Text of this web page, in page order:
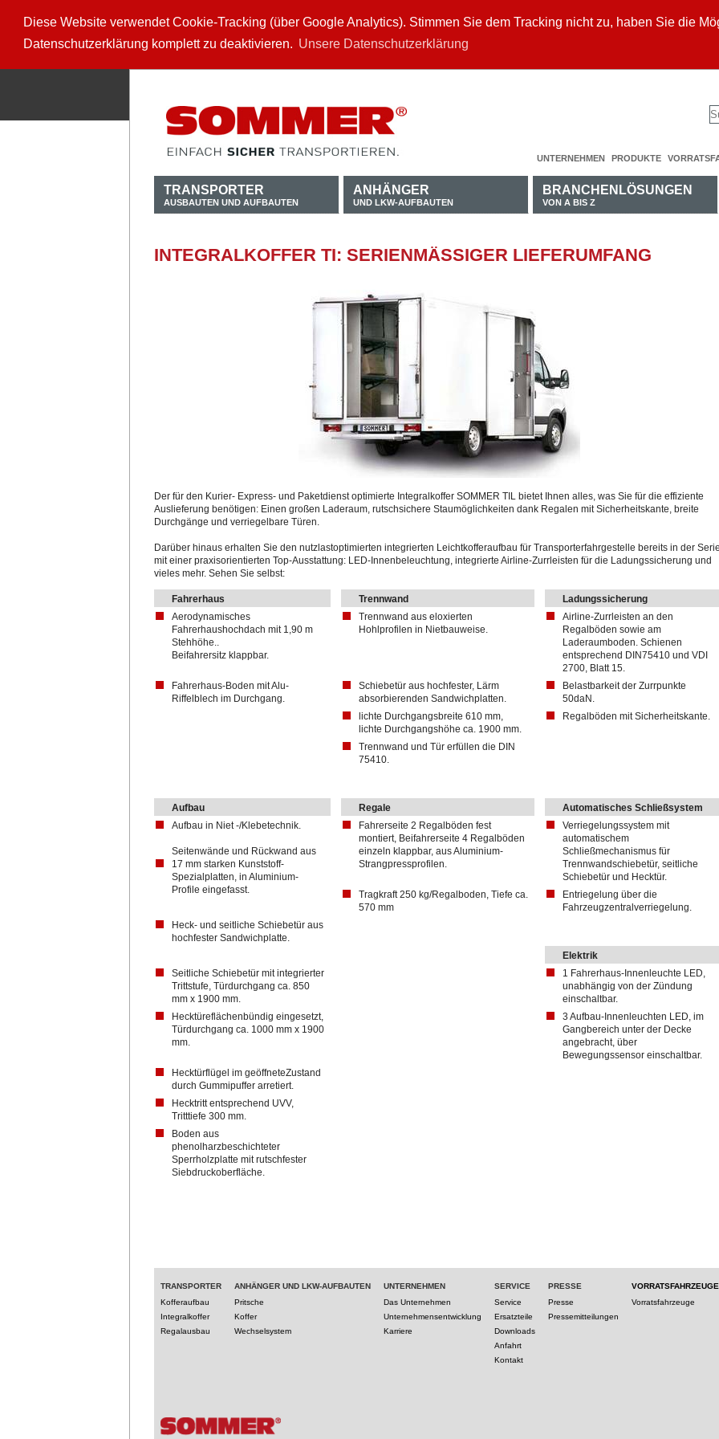
Diese Website verwendet Cookie-Tracking (über Google Analytics). Stimmen Sie dem Tracking nicht zu, haben Sie die
Datenschutzerklärung komplett zu deaktivieren. Unsere Datenschutzerklärung
UNTERNEHMEN PRODUKTE
TRANSPORTER
AUSBAUTEN UND AUFBAUTEN
ANHÄNGER
UND LKW-AUFBAUTEN
BRANCHENLÖSUNGEN
VON A BIS Z
INTEGRALKOFFER TI: SERIENMÄSSIGER LIEFERUMFANG
Der für den Kurier- Express- und Paketdienst optimierte Integralkoffer SOMMER TIL bietet Ihnen alles, was Sie für die effiziente
Auslieferung benötigen: Einen großen Laderaum, rutschsichere Staumöglichkeiten dank Regalen mit Sicherheitskante, breite
Durchgänge und verriegelbare Türen.
Darüber hinaus erhalten Sie den nutzlastoptimierten integrierten Leichtkofferaufbau für Transporterfahrgestelle bereits in der
mit einer praxisorientierten Top-Ausstattung: LED-Innenbeleuchtung, integrierte Airline-Zurrleisten für die Ladungssicherung und
vieles mehr. Sehen Sie selbst:
Fahrerhaus Trennwand
Ladungssicherung
Aerodynamisches
Fahrerhaushochdach mit 1,90 m
Stehhöhe..
Beifahrersitz klappbar.
Trennwand aus eloxierten
Hohlprofilen in Nietbauweise.
Airline-Zurrleisten an den
Regalböden sowie am
Laderaumboden. Schienen
entsprechend DIN75410 und VDI
2700, Blatt 15.
Fahrerhaus-Boden mit Alu-
Riffelblech im Durchgang.
Schiebetür aus hochfester, Lärm
absorbierenden Sandwichplatten.
Belastbarkeit der Zurrpunkte
50daN.
lichte Durchgangsbreite 610 mm,
lichte Durchgangshöhe ca. 1900 mm.
Regalböden mit Sicherheitskante.
Trennwand und Tür erfüllen die DIN
75410.
Aufbau Regale
Automatisches Schließsystem
Aufbau in Niet -/Klebetechnik.
Seitenwände und Rückwand aus
17 mm starken Kunststoff-
Spezialplatten, in Aluminium-
Profile eingefasst.
Fahrerseite 2 Regalböden fest
montiert, Beifahrerseite 4 Regalböden
einzeln klappbar, aus Aluminium-
Strangpressprofilen.
Verriegelungssystem mit
automatischem
Schließmechanismus für
Trennwandschiebetür, seitliche
Schiebetür und Hecktür.
Tragkraft 250 kg/Regalboden, Tiefe ca.
570 mm
Entriegelung über die
Fahrzeugzentralverriegelung.
Heck- und seitliche Schiebetür aus
hochfester Sandwichplatte.
Elektrik
Seitliche Schiebetür mit integrierter
Trittstufe, Türdurchgang ca. 850
mm x 1900 mm.
1 Fahrerhaus-Innenleuchte LED,
unabhängig von der Zündung
einschaltbar.
Hecktüreflächenbündig eingesetzt,
Türdurchgang ca. 1000 mm x 1900
mm.
3 Aufbau-Innenleuchten LED, im
Gangbereich unter der Decke
angebracht, über
Bewegungssensor einschaltbar.
Hecktürflügel im geöffneteZustand
durch Gummipuffer arretiert.
Hecktrittentsprechend UVV,
Tritttiefe 300 mm.
Boden aus
phenolharzbeschichteter
Sperrholzplatte mit rutschfester
Siebdruckoberfläche.
TRANSPORTER
Kofferaufbau
Integralkoffer
Regalausbau
ANHÄNGER UND LKW-AUFBAUTEN
Pritsche
Koffer
Wechselsystem
UNTERNEHMEN
Das Unternehmen
Unternehmensentwicklung
Karriere
SERVICE
Service
Ersatzteile
Downloads
Anfahrt
Kontakt
PRESSE
Presse
Pressemitteilungen
VORRATSFAHRZEUGE
Vorratsfahrzeuge